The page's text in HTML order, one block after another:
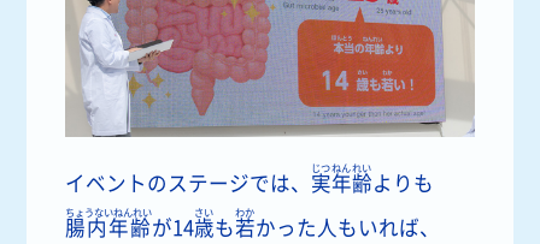
イベントのステージでは、 実年齢
じつねんれい
よりも
腸内年齢
ちょうないねんれい
が14歳
さい
も若
わか
かった人もいれば、